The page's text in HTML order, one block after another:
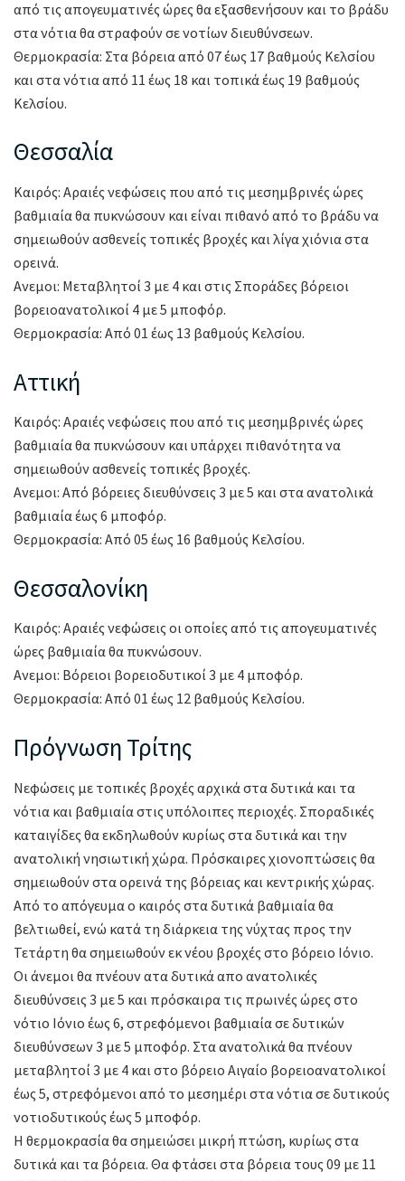
από τις απογευματινές ώρες θα εξασθενήσουν και το βράδυ
στα νότια θα στραφούν σε νοτίων διευθύνσεων.
Θερμοκρασία: Στα βόρεια από 07 έως 17 βαθμούς Κελσίου
και στα νότια από 11 έως 18 και τοπικά έως 19 βαθμούς
Κελσίου.
Θεσσαλία
Καιρός: Αραιές νεφώσεις που από τις μεσημβρινές ώρες
βαθμιαία θα πυκνώσουν και είναι πιθανό από το βράδυ να
σημειωθούν ασθενείς τοπικές βροχές και λίγα χιόνια στα
ορεινά.
Ανεμοι: Μεταβλητοί 3 με 4 και στις Σποράδες βόρειοι
βορειοανατολικοί 4 με 5 μποφόρ.
Θερμοκρασία: Από 01 έως 13 βαθμούς Κελσίου.
Αττική
Καιρός: Αραιές νεφώσεις που από τις μεσημβρινές ώρες
βαθμιαία θα πυκνώσουν και υπάρχει πιθανότητα να
σημειωθούν ασθενείς τοπικές βροχές.
Ανεμοι: Από βόρειες διευθύνσεις 3 με 5 και στα ανατολικά
βαθμιαία έως 6 μποφόρ.
Θερμοκρασία: Από 05 έως 16 βαθμούς Κελσίου.
Θεσσαλονίκη
Καιρός: Αραιές νεφώσεις οι οποίες από τις απογευματινές
ώρες βαθμιαία θα πυκνώσουν.
Ανεμοι: Βόρειοι βορειοδυτικοί 3 με 4 μποφόρ.
Θερμοκρασία: Από 01 έως 12 βαθμούς Κελσίου.
Πρόγνωση Τρίτης
Νεφώσεις με τοπικές βροχές αρχικά στα δυτικά και τα
νότια και βαθμιαία στις υπόλοιπες περιοχές. Σποραδικές
καταιγίδες θα εκδηλωθούν κυρίως στα δυτικά και την
ανατολική νησιωτική χώρα. Πρόσκαιρες χιονοπτώσεις θα
σημειωθούν στα ορεινά της βόρειας και κεντρικής χώρας.
Από το απόγευμα ο καιρός στα δυτικά βαθμιαία θα
βελτιωθεί, ενώ κατά τη διάρκεια της νύχτας προς την
Τετάρτη θα σημειωθούν εκ νέου βροχές στο βόρειο Ιόνιο.
Οι άνεμοι θα πνέουν ατα δυτικά απο ανατολικές
διευθύνσεις 3 με 5 και πρόσκαιρα τις πρωινές ώρες στο
νότιο Ιόνιο έως 6, στρεφόμενοι βαθμιαία σε δυτικών
διευθύνσεων 3 με 5 μποφόρ. Στα ανατολικά θα πνέουν
μεταβλητοί 3 με 4 και στο βόρειο Αιγαίο βορειοανατολικοί
έως 5, στρεφόμενοι από το μεσημέρι στα νότια σε δυτικούς
νοτιοδυτικούς έως 5 μποφόρ.
Η θερμοκρασία θα σημειώσει μικρή πτώση, κυρίως στα
δυτικά και τα βόρεια. Θα φτάσει στα βόρεια τους 09 με 11